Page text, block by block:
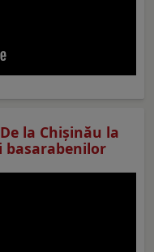
la Chișinău la
basarabenilor